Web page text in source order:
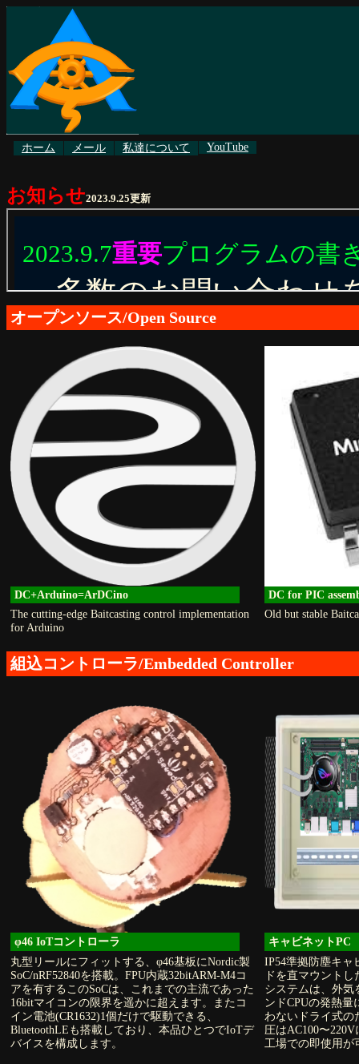
お知らせ2023.9.25更新
オープンソース/Open Source
DC+Arduino=ArDCino
The cutting-edge Baitcasting control implementation
for Arduino
DC for PIC
Old but stable
組込コントローラ/Embedded Controller
φ46 IoTコントローラ
丸型リールにフィットする、φ46基板にNordic製
SoC/nRF52840を搭載。FPU内蔵32bitARM-M4コ
アを有するこのSoCは、これまでの主流であった
16bitマイコンの限界を遥かに超えます。またコ
イン電池(CR1632)1個だけで駆動できる、
BluetoothLEも搭載しており、本品ひとつでIoTデ
バイスを構成します。
キャビネットPC
IP54準拠防塵キ
ドを直マウント
システムは、外気
ンドCPUの発熱
わないドライ式の
圧はAC100〜
工場での即使用が